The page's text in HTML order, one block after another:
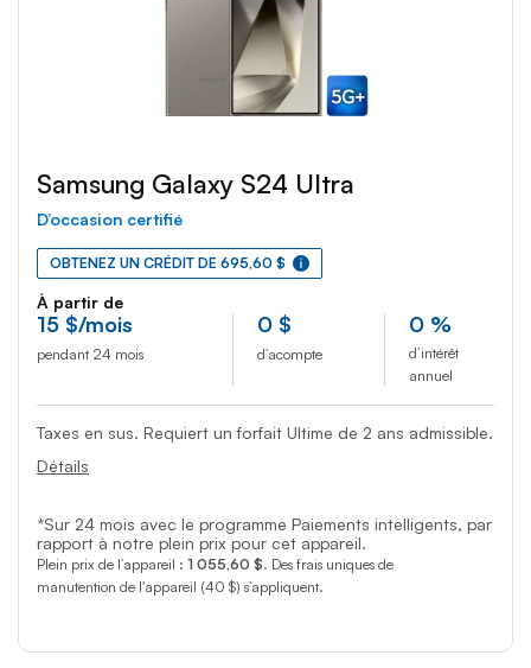
Samsung Galaxy S24 Ultra
D’occasion certifié
OBTENEZ UN CRÉDIT DE 695,60 $
À partir de
15 $/mois
pendant 24 mois
0 $
d’acompte
0 %
d’intérêt
annuel
Taxes en sus. Requiert un forfait Ultime de 2 ans admissible.
Détails
*Sur 24 mois avec le programme Paiements intelligents, par
rapport à notre plein prix pour cet appareil.
Plein prix de l’appareil : 1 055,60 $. Des frais uniques de
manutention de l'appareil (40 $) s’appliquent.